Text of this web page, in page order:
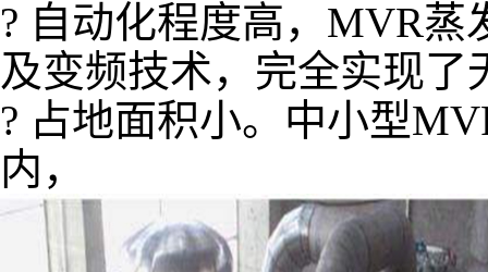
? 自动化程度高，MVR蒸
及变频技术，完全实现了
? 占地面积小。中小型
内，